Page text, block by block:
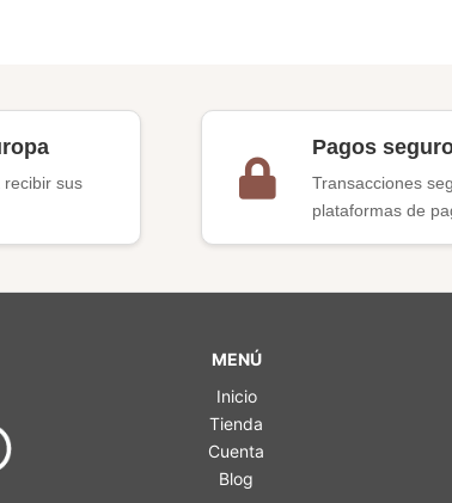
recibir sus
Pagos
Transacciones
plataformas de
MENÚ
Inicio
Tienda
Cuenta
Blog